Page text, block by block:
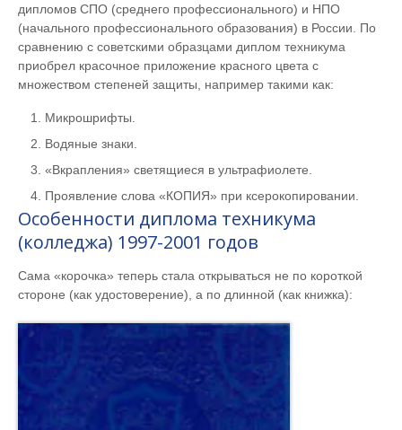
дипломов СПО (среднего профессионального) и НПО
(начального профессионального образования) в России. По
сравнению с советскими образцами диплом техникума
приобрел красочное приложение красного цвета с
множеством степеней защиты, например такими как:
Микрошрифты.
Водяные знаки.
«Вкрапления» светящиеся в ультрафиолете.
Проявление слова «КОПИЯ» при ксерокопировании.
Особенности диплома техникума
(колледжа) 1997-2001 годов
Сама «корочка» теперь стала открываться не по короткой
стороне (как удостоверение), а по длинной (как книжка):